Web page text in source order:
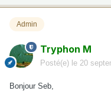
Admin
Tryphon M
Posté(e) le 20
Bonjour Seb,